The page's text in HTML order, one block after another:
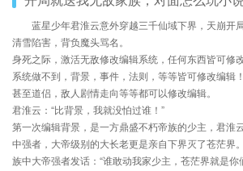
蓝星少年君淮云意外穿越三千仙域下界，天崩开
清雪陷害，背负魔头骂名。
身死之际，激活无敌修改编辑系统，任何东西皆可修
系统做不到，背景，事件，法则，等等皆可修改编辑！
甚至道侣，敌人剧情走向等等都可以修改编辑。
君淮云：“比背景，我就没怕过谁！”
第一次编辑背景，是一方鼎盛不朽帝族的少主，君淮
中强者，大帝级别的大长老更是亲自下界灭了苍茫界。
族中大帝强者发话：“谁敢动我家少主，苍茫界就是你